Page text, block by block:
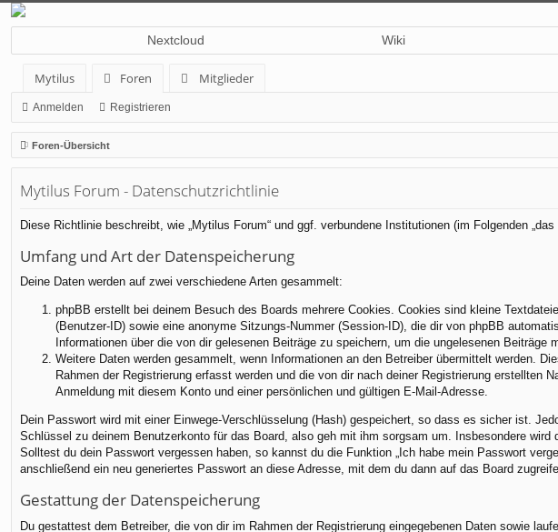
Nextcloud Wiki
Mytilus Foren
Mitglieder
Anmelden Registrieren
Foren-Übersicht
Mytilus Forum - Datenschutzrichtlinie
Diese Richtlinie beschreibt, wie „Mytilus Forum“ und ggf. verbundene Institutionen (im Folgenden
Umfang und Art der Datenspeicherung
Deine Daten werden auf zwei verschiedene Arten gesammelt:
phpBB erstellt bei deinem Besuch des Boards mehrere Cookies. Cookies sind kleine
(Benutzer-ID) sowie eine anonyme Sitzungs-Nummer (Session-ID), die dir von phpBB
Informationen über die von dir gelesenen Beiträge zu speichern, um die ungelesenen Beiträge
Weitere Daten werden gesammelt, wenn Informationen an den Betreiber übermittelt
Rahmen der Registrierung erfasst werden und die von dir nach deiner Registrierung
Anmeldung mit diesem Konto und einer persönlichen und gültigen E-Mail-Adresse.
Dein Passwort wird mit einer Einwege-Verschlüsselung (Hash) gespeichert, so dass es sicher ist.
Schlüssel zu deinem Benutzerkonto für das Board, also geh mit ihm sorgsam um. Insbesondere
Solltest du dein Passwort vergessen haben, so kannst du die Funktion „Ich habe mein Passwort
anschließend ein neu generiertes Passwort an diese Adresse, mit dem du dann auf das Board
Gestattung der Datenspeicherung
Du gestattest dem Betreiber, die von dir im Rahmen der Registrierung eingegebenen Daten sowie